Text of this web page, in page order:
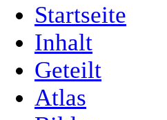
Startseite
Inhalt
Geteilt
Atlas